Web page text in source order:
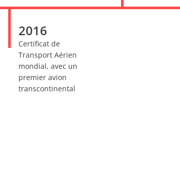
2016
Certificat de
Transport Aérien
mondial, avec un
premier avion
transcontinental